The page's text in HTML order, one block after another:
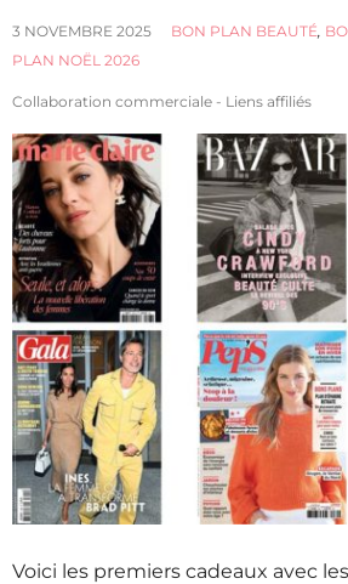
3 NOVEMBRE 2025 BON PLAN BEAUTÉ,
PLAN NOËL 2026
Collaboration commerciale - Liens affiliés
Voici les premiers cadeaux avec